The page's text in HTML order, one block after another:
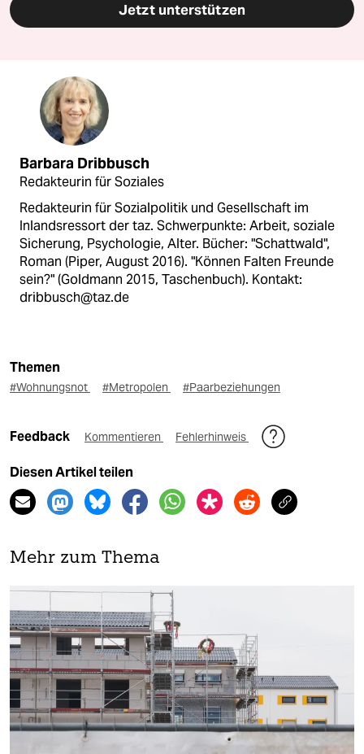
Jetzt unterstützen
Barbara Dribbusch
Redakteurin für Soziales
Redakteurin für Sozialpolitik und Gesellschaft im
Inlandsressort der taz. Schwerpunkte: Arbeit, soziale
Sicherung, Psychologie, Alter. Bücher: "Schattwald",
Roman (Piper, August 2016). "Können Falten Freunde
sein?" (Goldmann 2015, Taschenbuch). Kontakt:
dribbusch@taz.de
Themen
#Wohnungsnot #Metropolen #Paarbeziehungen
Feedback Kommentieren Fehlerhinweis
Diesen Artikel teilen
Mehr zum Thema